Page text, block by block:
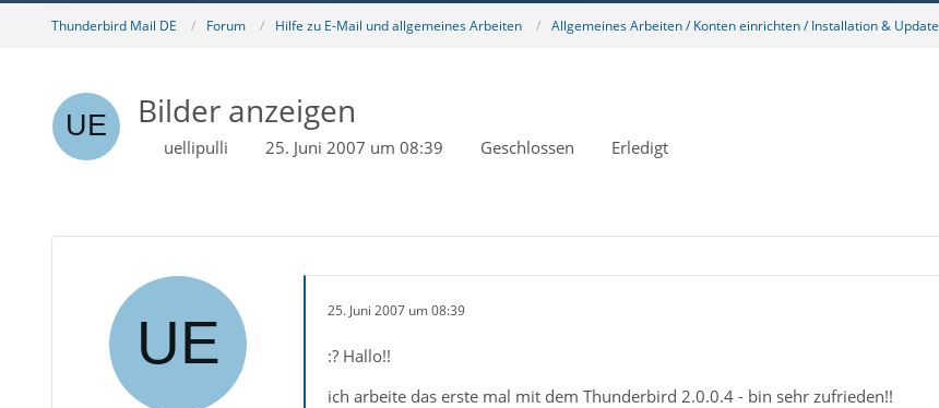
Thunderbird Mail DE Forum Hilfe zu E-Mail und allgemeines Arbeiten Allgemeines Arbeiten / Konten einrichten / Installation & Update
Bilder anzeigen
uellipulli 25. Juni 2007 um 08:39 Geschlossen Erledigt
25. Juni 2007 um 08:39
:? Hallo!!
ich arbeite das erste mal mit dem Thunderbird 2.0.0.4 - bin sehr zufrieden!!